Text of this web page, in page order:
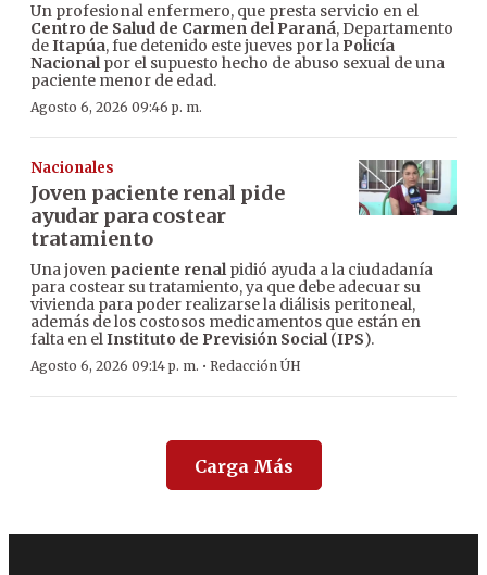
Un profesional enfermero, que presta servicio en el
Centro de Salud de Carmen del Paraná, Departamento
deItapúa, fue detenido este jueves por la Policía
Nacionalpor el supuesto hecho de abuso sexual de una
paciente menor de edad.
Agosto 6, 2026 09:46 p. m.
Nacionales
Joven paciente renal pide
ayudar para costear
tratamiento
Una joven paciente renalpidió ayuda a la ciudadanía
para costear su tratamiento, ya que debe adecuar su
vivienda para poder realizarse la diálisis peritoneal,
además de los costosos medicamentos que están en
falta en elInstituto de Previsión Social(IPS).
Agosto 6, 2026 09:14 p. m. · Redacción ÚH
Carga Más